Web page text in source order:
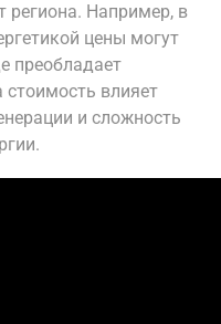
региона. Например, в
цены могут
преобладает
стоимость влияет
и сложность